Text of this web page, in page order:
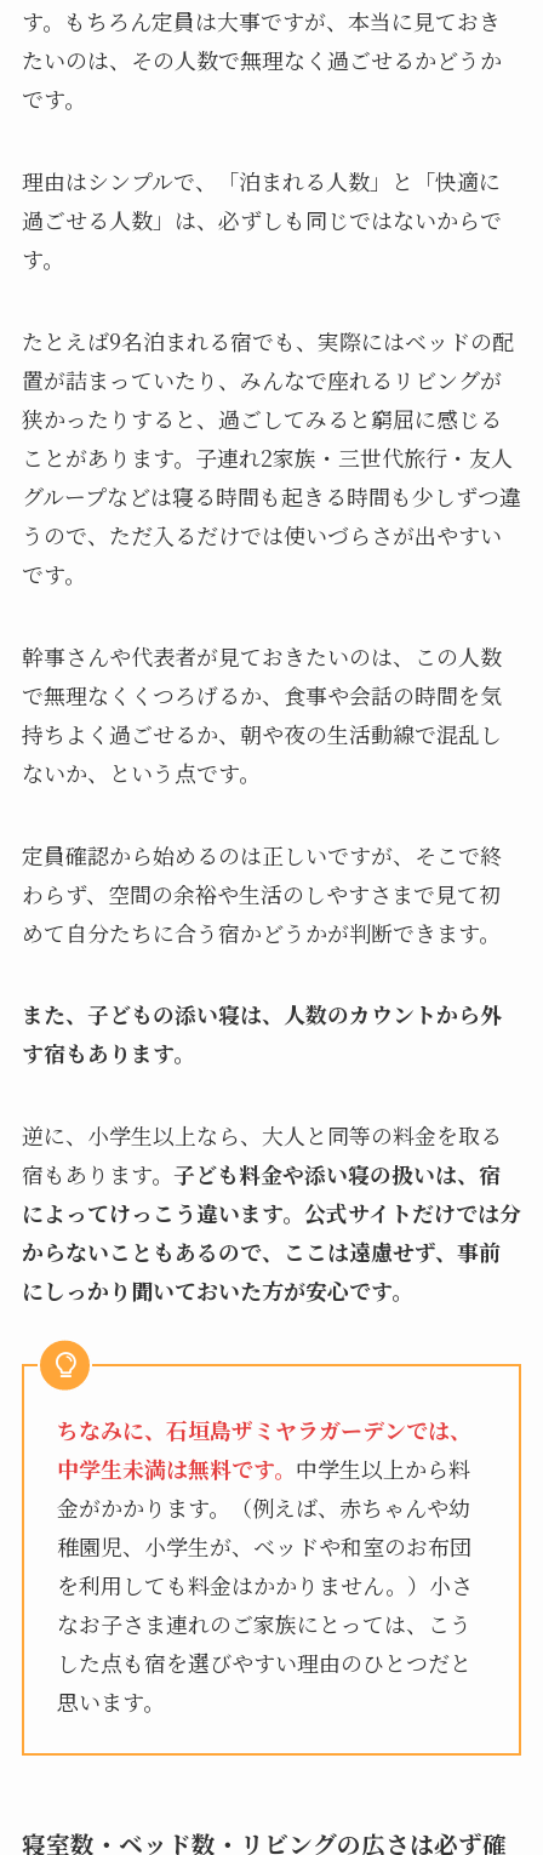
す。もちろん定員は大事ですが、本当に見ておき
たいのは、その人数で無理なく過ごせるかどうか
です。
理由はシンプルで、「泊まれる人数」と「快適に
過ごせる人数」は、必ずしも同じではないからで
す。
たとえば9名泊まれる宿でも、実際にはベッドの配
置が詰まっていたり、みんなで座れるリビングが
狭かったりすると、過ごしてみると窮屈に感じる
ことがあります。子連れ2家族・三世代旅行・友人
グループなどは寝る時間も起きる時間も少しずつ違
うので、ただ入るだけでは使いづらさが出やすい
です。
幹事さんや代表者が見ておきたいのは、この人数
で無理なくくつろげるか、食事や会話の時間を気
持ちよく過ごせるか、朝や夜の生活動線で混乱し
ないか、という点です。
定員確認から始めるのは正しいですが、そこで終
わらず、空間の余裕や生活のしやすさまで見て初
めて自分たちに合う宿かどうかが判断できます。
また、子どもの添い寝は、人数のカウントから外
す宿もあります。
逆に、小学生以上なら、大人と同等の料金を取る
宿もあります。 子ども料金や添い寝の扱いは、宿
によってけっこう違います。公式サイトだけでは分
からないこともあるので、ここは遠慮せず、事前
にしっかり聞いておいた方が安心です。
ちなみに、石垣島ザミヤラガーデンでは、
中学生未満は無料です。 中学生以上から料
金がかかります。（例えば、赤ちゃんや幼
稚園児、小学生が、ベッドや和室のお布団
を利用しても料金はかかりません。）小さ
なお子さま連れのご家族にとっては、こう
した点も宿を選びやすい理由のひとつだと
思います。
寝室数・ベッド数・リビングの広さは必ず確